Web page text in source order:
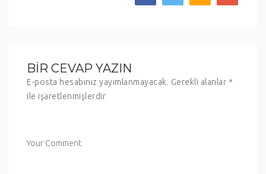
BIR CEVAP YAZIN
E-posta hesabınız yayımlanmayacak. Gerekli alanlar *
ile işaretlenmişlerdir